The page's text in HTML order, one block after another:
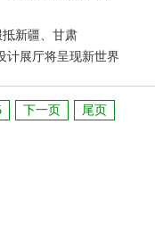
新疆、甘肃
计展厅将呈现新世界
下一页 尾页